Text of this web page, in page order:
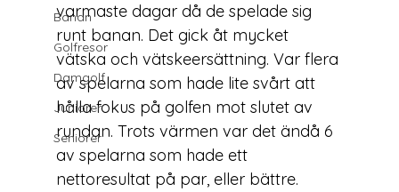
Banan
Golfresor
Damgolf
Juniorer
Seniorer
varmaste dagar då de spelade sig
runt banan. Det gick åt mycket
vätska och vätskeersättning. Var flera
av spelarna som hade lite svårt att
hålla fokus på golfen mot slutet av
rundan. Trots värmen var det ändå 6
av spelarna som hade ett
nettoresultat på par, eller bättre.